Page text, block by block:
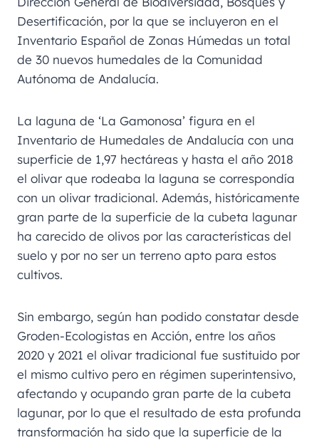
Desertificación, por la que se incluyeron en el
Inventario Español de Zonas Húmedas un total
de 30 nuevos humedales de la Comunidad
Autónoma de Andalucía.
La laguna de ‘La Gamonosa’ figura en el
Inventario de Humedales de Andalucía con una
superficie de 1,97 hectáreas y hasta el año 2018
el olivar que rodeaba la laguna se correspondía
con un olivar tradicional. Además, históricamente
gran parte de la superficie de la cubeta lagunar
ha carecido de olivos por las características del
suelo y por no ser un terreno apto para estos
cultivos.
Sin embargo, según han podido constatar desde
Groden-Ecologistas en Acción, entre los años
2020 y 2021 el olivar tradicional fue sustituido por
el mismo cultivo pero en régimen superintensivo,
afectando y ocupando gran parte de la cubeta
lagunar, por lo que el resultado de esta profunda
transformación ha sido que la superficie de la